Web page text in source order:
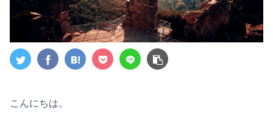
こんにちは。